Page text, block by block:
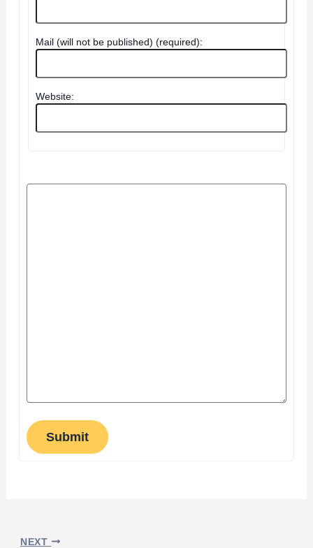
Mail (will not be published) (required):
Website:
Submit
NEXT